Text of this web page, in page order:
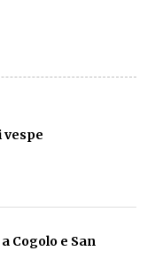
vespe
Cogolo e San